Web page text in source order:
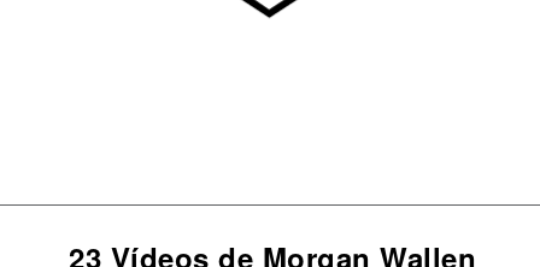
23 Vídeos de Morgan Wallen